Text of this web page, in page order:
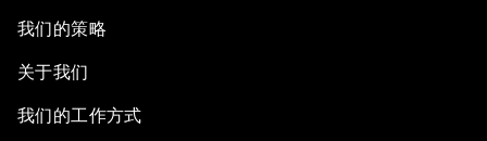
我们的策略
关于我们
我们的工作方式